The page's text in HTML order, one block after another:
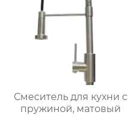
Смеситель для кухни с
пружиной, матовый